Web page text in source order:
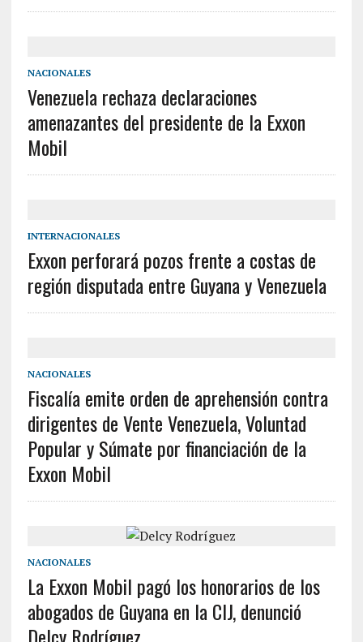
NACIONALES
Venezuela rechaza declaraciones
amenazantes del presidente de la Exxon
Mobil
INTERNACIONALES
Exxon perforará pozos frente a costas de
región disputada entre Guyana y Venezuela
NACIONALES
Fiscalía emite orden de aprehensión contra
dirigentes de Vente Venezuela, Voluntad
Popular y Súmate por financiación de la
Exxon Mobil
NACIONALES
La Exxon Mobil pagó los honorarios de los
abogados de Guyana en la CIJ, denunció